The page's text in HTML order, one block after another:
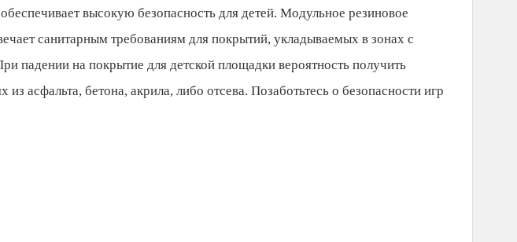
высокую безопасность для детей. Модульное резиновое
санитарным требованиям для покрытий, укладываемых в зонах с
падении на покрытие для детской площадки вероятность получить
асфальта, бетона, акрила, либо отсева. Позаботьтесь о безопасности игр